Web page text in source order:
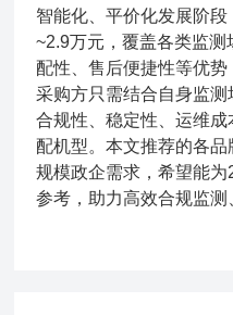
智能化、平价化发展阶
~2.9万元，覆盖各类监
配性、售后便捷性等优势
采购方只需结合自身监
合规性、稳定性、运维
配机型。本文推荐的各
规模政企需求，希望能
参考，助力高效合规监测